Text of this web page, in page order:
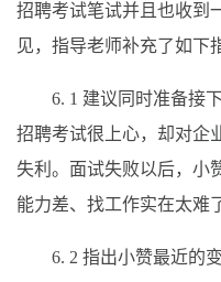
招聘考试笔试并且也收到
见，指导老师补充了如下
6. 1 建议同时准备接
招聘考试很上心，却对企
失利。面试失败以后，小
能力差、找工作实在太难
6. 2 指出小赞最近的